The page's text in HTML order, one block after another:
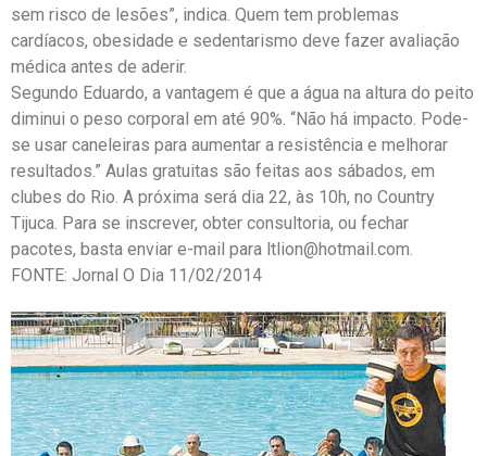
sem risco de lesões”, indica. Quem tem problemas
cardíacos, obesidade e sedentarismo deve fazer avaliação
médica antes de aderir.
Segundo Eduardo, a vantagem é que a água na altura do peito
diminui o peso corporal em até 90%. “Não há impacto. Pode-
se usar caneleiras para aumentar a resistência e melhorar
resultados.” Aulas gratuitas são feitas aos sábados, em
clubes do Rio. A próxima será dia 22, às 10h, no Country
Tijuca. Para se inscrever, obter consultoria, ou fechar
pacotes, basta enviar e-mail para ltlion@hotmail.com.
FONTE: Jornal O Dia 11/02/2014